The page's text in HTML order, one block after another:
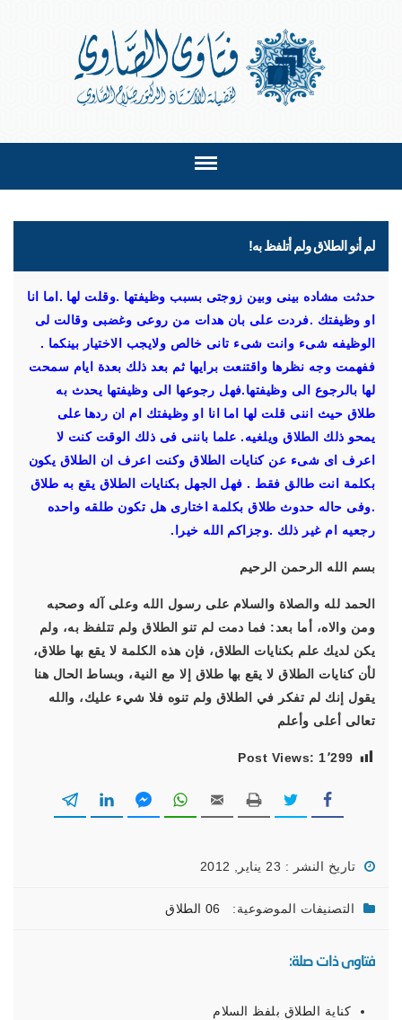
لم أنو الطلاق ولم أتلفظ به!
حدثت مشاده بينى وبين زوجتى بسبب وظيفتها .وقلت لها .اما انا
او وظيفتك .فردت على بان هدات من روعى وغضبى وقالت لى
الوظيفه شىء وانت شىء تانى خالص ولايجب الاختيار بينكما .
ففهمت وجه نظرها واقتنعت برايها ثم بعد ذلك بعدة ايام سمحت
لها بالرجوع الى وظيفتها.فهل رجوعها الى وظيفتها يحدث به
طلاق حيث اننى قلت لها اما انا او وظيفتك ام ان ردها على
يمحو ذلك الطلاق ويلغيه. علما باننى فى ذلك الوقت كنت لا
اعرف اى شىء عن كنايات الطلاق وكنت اعرف ان الطلاق يكون
بكلمة انت طالق فقط . فهل الجهل بكنايات الطلاق يقع به طلاق
.وفى حاله حدوث طلاق بكلمة اختارى هل تكون طلقه واحده
رجعيه ام غير ذلك .وجزاكم الله خيرا.
بسم الله الرحمن الرحيم
الحمد لله والصلاة والسلام على رسول الله وعلى آله وصحبه
ومن والاه، أما بعد: فما دمت لم تنو الطلاق ولم تتلفظ به، ولم
يكن لديك علم بكنايات الطلاق، فإن هذه الكلمة لا يقع بها طلاق،
لأن كنايات الطلاق لا يقع بها طلاق إلا مع النية، وبساط الحال هنا
يقول إنك لم تفكر في الطلاق ولم تنوه فلا شيء عليك، والله
تعالى أعلى وأعلم
Post Views: 1٬299
تاريخ النشر : 23 يناير, 2012
التصنيفات الموضوعية: 06 الطلاق
فتاوى ذات صلة:
كناية الطلاق بلفظ السلام